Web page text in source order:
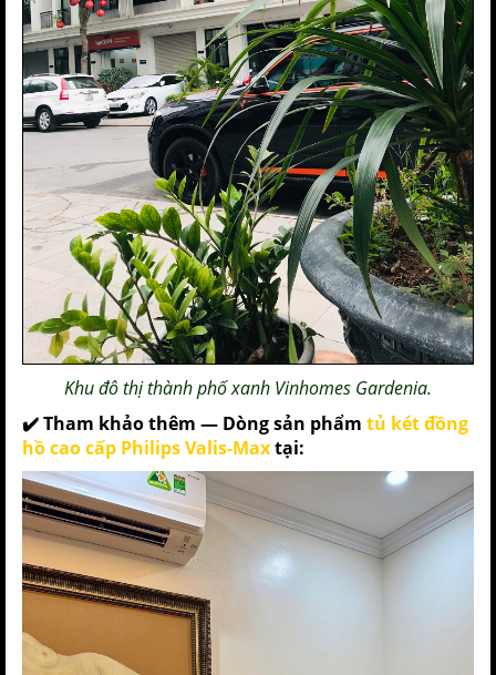
Khu đô thị thành phố xanh Vinhomes Gardenia.
✔️ Tham khảo thêm — Dòng sản phẩm tủ két đồng
hồ cao cấp Philips Valis-Maxtại: